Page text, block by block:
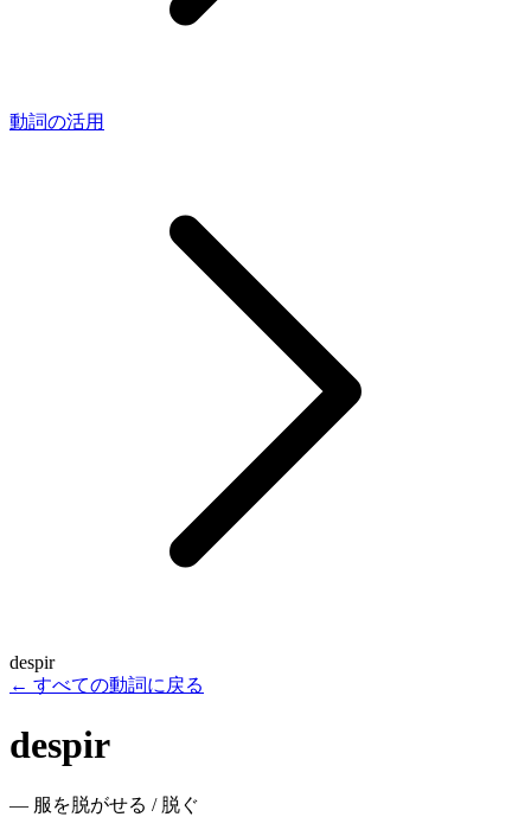
動詞の活用
despir
← すべての動詞に戻る
despir
— 服を脱がせる / 脱ぐ